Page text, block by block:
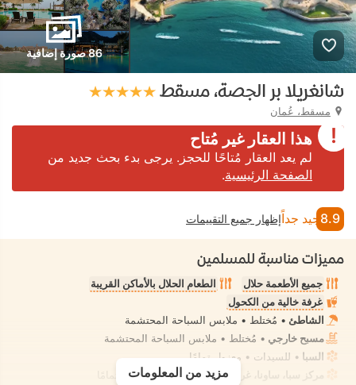
86 صورة إضافية
شانغريلا بر الجصة، مسقط
مسقط، عُمان
هذا العقار غير مُتاح
لم يعد العقار مُتاحًا للحجز. يرجى بدء بحث جديد من
الصفحة الرئيسية.
8.9 جيد جداًإظهار جميع التقييمات
مميزات مناسبة للمسلمين
جميع الأطعمة حلال
الطعام الحلال بالأماكن القريبة
غرفة خالية من الكحول
الشاطئ • مُختلط • ملابس السباحة المحتشمة
مسبح خارجي • مُختلط • ملابس السباحة المحتشمة
السبا • للسيدات • معزول تمامًا
مركز سبا، ساونا، غرفة بخار• للسيدات • معزول تمامًا
مزيد من المعلومات